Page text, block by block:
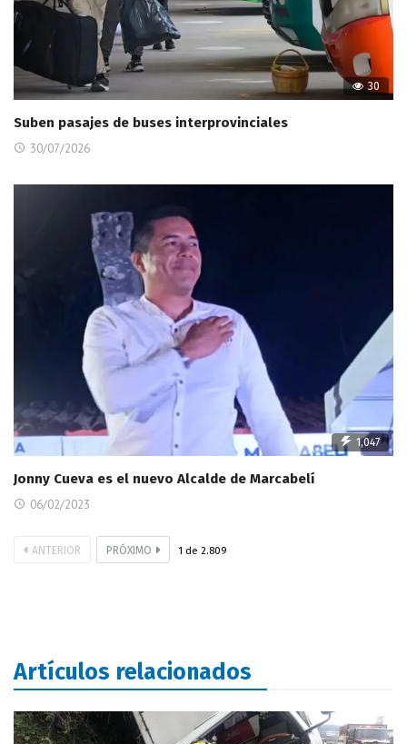
30
Suben pasajes de buses interprovinciales
30/07/2026
1,047
Jonny Cueva es el nuevo Alcalde de Marcabelí
06/02/2023
ANTERIOR PRÓXIMO 1 de 2.809
Artículos relacionados